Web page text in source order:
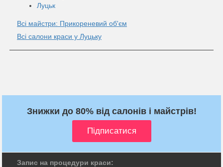
Луцьк
Всі майстри: Прикореневий об'єм
Всі салони краси у Луцьку
Знижки до 80% від салонів і майстрів!
Запис на процедури краси: